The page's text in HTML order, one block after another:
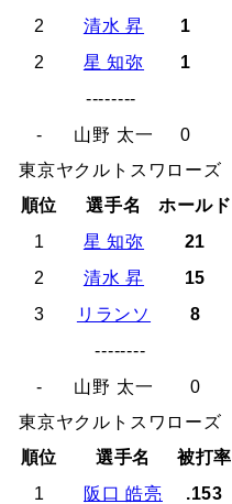
2
清水 昇
1
2
星 知弥
1
--------
-
山野 太一
0
東京ヤクルトスワローズ
順位
選手名
ホールド
1
星 知弥
21
2
清水 昇
15
3
リランソ
8
--------
-
山野 太一
0
東京ヤクルトスワローズ
順位
選手名
被打率
1
阪口 皓亮
.153